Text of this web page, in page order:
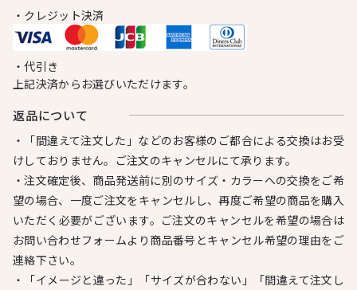
・クレジット決済
・代引き
上記決済からお選びいただけます。
返品について
・「間違えて注文した」などのお客様のご都合による交換はお受
けしておりません。ご注文のキャンセルにて承ります。
・注文確定後、商品発送前に別のサイズ・カラーへの交換をご希
望の場合、一度ご注文をキャンセルし、再度ご希望の商品を購入
いただく必要がございます。ご注文のキャンセルを希望の場合は
お問い合わせフォームより商品番号とキャンセル希望の理由をご
連絡下さい。
・「イメージと違った」「サイズが合わない」「間違えて注文し